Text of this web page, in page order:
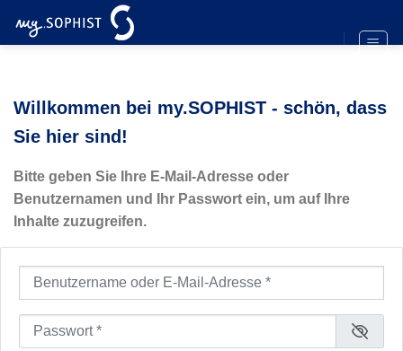
Inhalt
Willkommen bei my.SOPHIST - schön, dass
Sie hier sind!
Bitte geben Sie Ihre E-Mail-Adresse oder
Benutzernamen und Ihr Passwort ein, um auf Ihre
Inhalte zuzugreifen.
Benutzername oder E-Mail-Adresse
Passwort